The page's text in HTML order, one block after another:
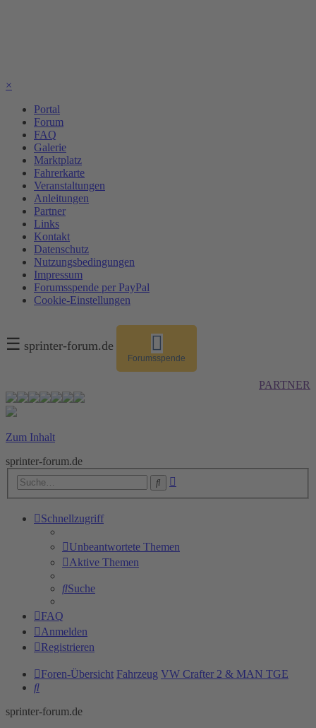
×
Portal
Forum
FAQ
Galerie
Marktplatz
Fahrerkarte
Veranstaltungen
Anleitungen
Partner
Links
Kontakt
Datenschutz
Nutzungsbedingungen
Impressum
Forumsspende per PayPal
Cookie-Einstellungen
☰ sprinter-forum.de
Forumsspende
PARTNER
Zum Inhalt
sprinter-forum.de
Suche
Schnellzugriff
Unbeantwortete Themen
Aktive Themen
Suche
FAQ
Anmelden
Registrieren
Foren-Übersicht Fahrzeug VW Crafter 2 & MAN TGE
Suche
sprinter-forum.de